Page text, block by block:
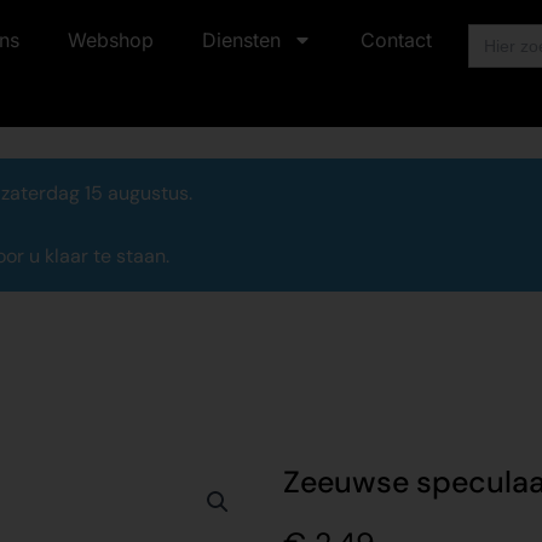
Webshop Diensten Contact
Zoek
15 augustus.
u klaar te staan.
Zeeuwse